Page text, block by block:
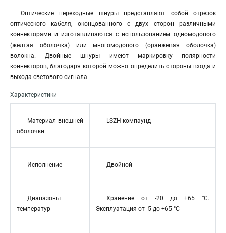
Оптические переходные шнуры представляют собой отрезок
оптического кабеля, оконцованного с двух сторон различными
коннекторами и изготавливаются с использованием одномодового
(желтая оболочка) или многомодового (оранжевая оболочка)
волокна. Двойные шнуры имеют маркировку полярности
коннекторов, благодаря которой можно определить стороны входа и
выхода светового сигнала.
Характеристики
Материал внешней
оболочки
LSZH-компаунд
Исполнение Двойной
Диапазоны
температур
Хранение от -20 до +65 °C.
Эксплуатация от -5 до +65 °C